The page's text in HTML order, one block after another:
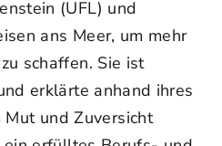
(UFL) und
ans Meer, um mehr
schaffen. Sie ist
erklärte anhand ihres
und Zuversicht